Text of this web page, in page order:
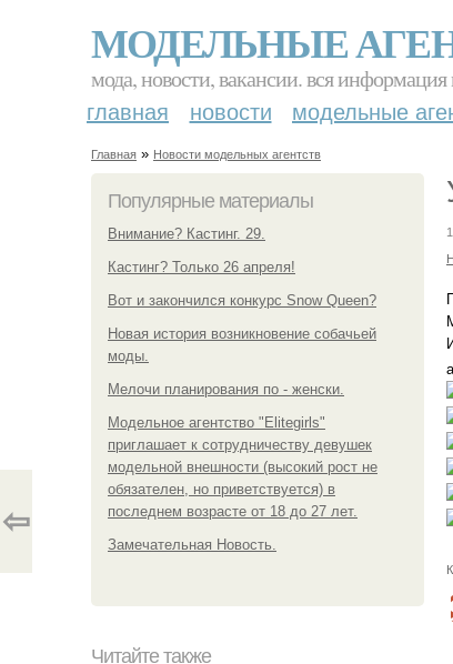
МОДЕЛЬНЫЕ
мода, новости, вакансии. вся
главная новости модельные
Главная » Новости модельных агентств
Популярные материалы
Внимание? Кастинг. 29.
Кастинг? Только 26 апреля!
Вот и закончился конкурс Snow Queen?
Новая история возникновение собачьей
моды.
Мелочи планирования по - женски.
Модельное агентство "Elitegirls"
приглашает к сотрудничеству девушек
модельной внешности (высокий рост не
обязателен, но приветствуется) в
последнем возрасте от 18 до 27 лет.
Замечательная Новость.
⇦
Читайте также